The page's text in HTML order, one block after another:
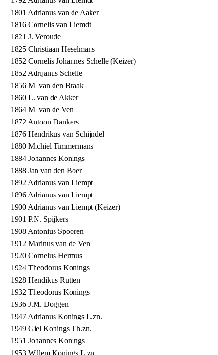
1801 Adrianus van de Aaker
1816 Cornelis van Liemdt
1821 J. Veroude
1825 Christiaan Heselmans
1852 Cornelis Johannes Schelle (Keizer)
1852 Adrijanus Schelle
1856 M. van den Braak
1860 L. van de Akker
1864 M. van de Ven
1872 Antoon Dankers
1876 Hendrikus van Schijndel
1880 Michiel Timmermans
1884 Johannes Konings
1888 Jan van den Boer
1892 Adrianus van Liempt
1896 Adrianus van Liempt
1900 Adrianus van Liempt (Keizer)
1901 P.N. Spijkers
1908 Antonius Spooren
1912 Marinus van de Ven
1920 Cornelus Hermus
1924 Theodorus Konings
1928 Hendikus Rutten
1932 Theodorus Konings
1936 J.M. Doggen
1947 Adrianus Konings L.zn.
1949 Giel Konings Th.zn.
1951 Johannes Konings
1953 Willem Konings L.zn.